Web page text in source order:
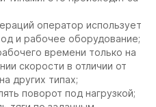
оператор использует
и рабочее оборудование;
времени только на
скорости в отличии от
других типах;
поворот под нагрузкой;